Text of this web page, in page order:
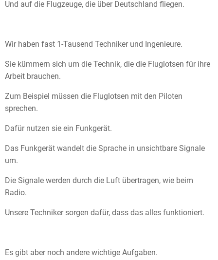
Und auf die Flugzeuge, die über Deutschland fliegen.
Wir haben fast 1-Tausend Techniker und Ingenieure.
Sie kümmern sich um die Technik, die die Fluglotsen für ihre
Arbeit brauchen.
Zum Beispiel müssen die Fluglotsen mit den Piloten
sprechen.
Dafür nutzen sie ein Funkgerät.
Das Funkgerät wandelt die Sprache in unsichtbare Signale
um.
Die Signale werden durch die Luft übertragen, wie beim
Radio.
Unsere Techniker sorgen dafür, dass das alles funktioniert.
Es gibt aber noch andere wichtige Aufgaben.